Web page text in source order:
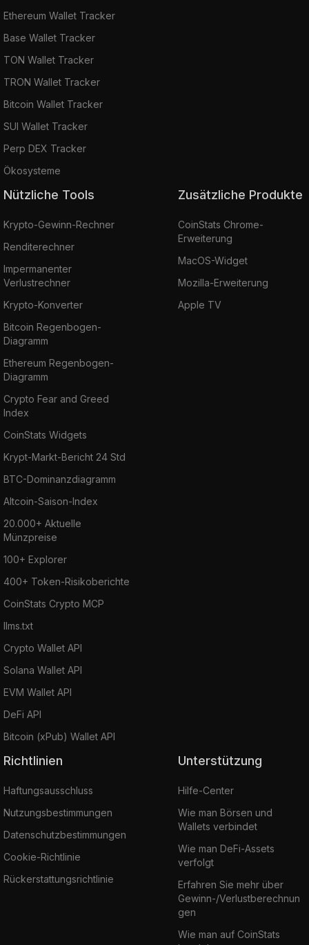
Ethereum Wallet Tracker
Base Wallet Tracker
TON Wallet Tracker
TRON Wallet Tracker
Bitcoin Wallet Tracker
SUI Wallet Tracker
Perp DEX Tracker
Ökosysteme
Nützliche Tools
Krypto-Gewinn-Rechner
Renditerechner
Impermanenter
Verlustrechner
Krypto-Konverter
Bitcoin Regenbogen-
Diagramm
Ethereum Regenbogen-
Diagramm
Crypto Fear and Greed
Index
CoinStats Widgets
Krypt-Markt-Bericht 24 Std
BTC-Dominanzdiagramm
Altcoin-Saison-Index
20.000+ Aktuelle
Münzpreise
100+ Explorer
400+ Token-Risikoberichte
CoinStats Crypto MCP
llms.txt
Crypto Wallet API
Solana Wallet API
EVM Wallet API
DeFi API
Bitcoin (xPub) Wallet API
Zusätzliche Produkte
CoinStats Chrome-
Erweiterung
MacOS-Widget
Mozilla-Erweiterung
Apple TV
Richtlinien
Haftungsausschluss
Nutzungsbestimmungen
Datenschutzbestimmungen
Cookie-Richtlinie
Rückerstattungsrichtlinie
Unterstützung
Hilfe-Center
Wie man Börsen und
Wallets verbindet
Wie man DeFi-Assets
verfolgt
Erfahren Sie mehr über
Gewinn-/Verlustberechnun
gen
Wie man auf CoinStats